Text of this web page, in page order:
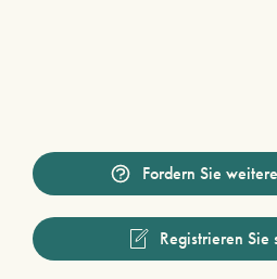
Fordern Sie
Registrieren Sie